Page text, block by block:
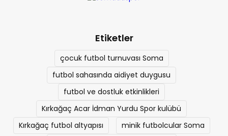
Etiketler
çocuk futbol turnuvası Soma
futbol sahasında aidiyet duygusu
futbol ve dostluk etkinlikleri
Kırkağaç Acar İdman Yurdu Spor kulübü
Kırkağaç futbol altyapısı
minik futbolcular Soma